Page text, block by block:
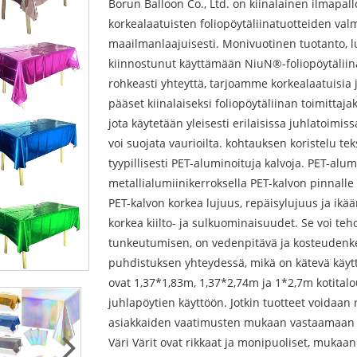
Borun Balloon Co., Ltd. on kiinalainen
korkealaatuisten foliopöytäliinatuotteiden
maailmanlaajuisesti. Monivuotinen tuotanto,
kiinnostunut käyttämään NiuN®-
rohkeasti yhteyttä, tarjoamme
pääset kiinalaiseksi foliopöytäliinan
jota käytetään yleisesti erilaisissa
voi suojata vaurioilta. kohtauksen koristelu
tyypillisesti PET-aluminoituja kalvoja. PET-
metallialumiinikerroksella PET-kalvon
PET-kalvon korkea lujuus, repäisylujuus ja
korkea kiilto- ja sulkuominaisuudet. Se voi
tunkeutumisen, on vedenpitävä ja
puhdistuksen yhteydessä, mikä on kätevä
ovat 1,37*1,83m, 1,37*2,74m ja 1*2,7m
juhlapöytien käyttöön. Jotkin tuotteet
asiakkaiden vaatimusten mukaan
Väri Värit ovat rikkaat ja monipuoliset,